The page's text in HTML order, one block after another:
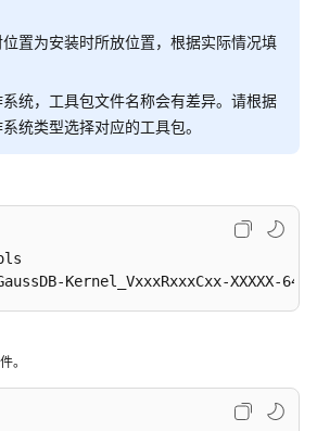
置为安装时所放位置，根据实际情况填
统，工具包文件名称会有差异。请根据
统类型选择对应的工具包。
Kernel_VxxxRxxxCxx-XXXXX-
。